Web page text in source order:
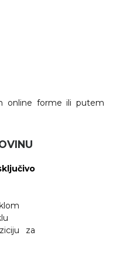
online forme ili putem
za